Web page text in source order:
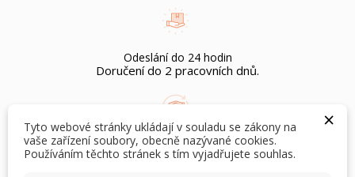
Odeslání do 24 hodin
Doručení do 2 pracovních dnů.
Možnost vrácení bez udání důvodu do 60 dnů.
Pouze pro nepoužité zboží s cedulkami.
×
Tyto webové stránky ukládají v souladu se zákony na
vaše zařízení soubory, obecně nazývané cookies.
Používáním těchto stránek s tím vyjadřujete souhlas.